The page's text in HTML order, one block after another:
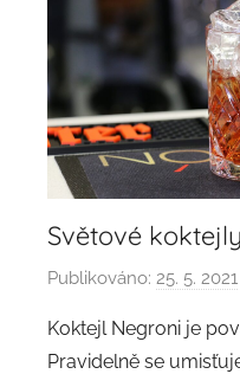
Světové
Publikováno: 25. 5. 2021
Koktejl Negroni je
Pravidelně se